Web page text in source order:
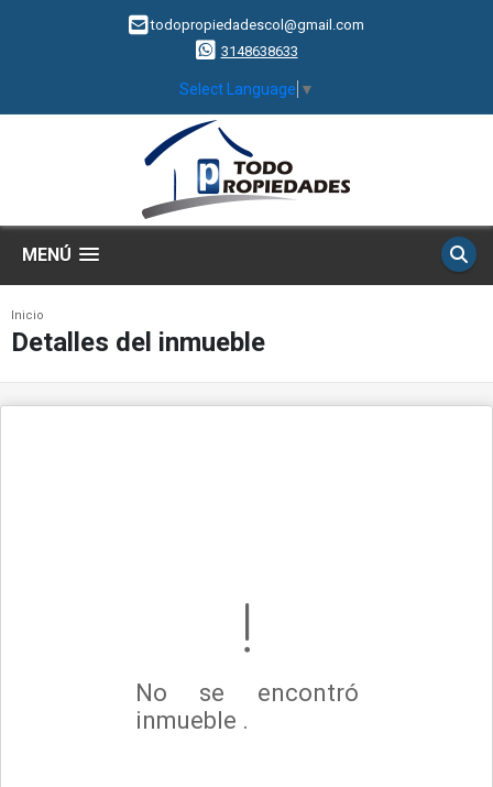
todopropiedadescol@gmail.com
3148638633
Select Language ▼
MENÚ
Inicio
Detalles del inmueble
No se encontró
inmueble .